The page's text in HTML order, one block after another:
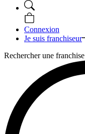
Connexion
Je suis franchiseur
Rechercher une franchise